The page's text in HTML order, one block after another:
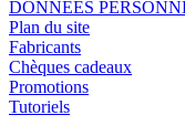
DONNÉES
Plan du site
Fabricants
Chèques cadeaux
Promotions
Tutoriels